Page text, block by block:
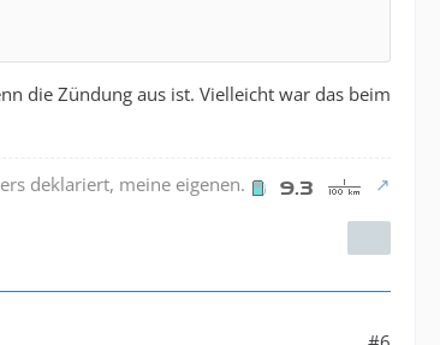
die Zündung aus ist. Vielleicht war das beim
deklariert, meine eigenen.